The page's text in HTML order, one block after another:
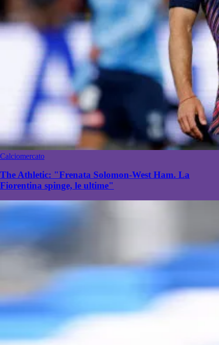
Calciomercato
The Athletic: "Frenata Solomon-West Ham. La
Fiorentina spinge, le ultime"